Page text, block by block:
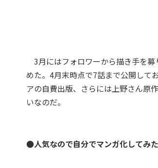
3月にはフォロワーから描き手を募
めた。4月末時点で7話まで公開して
アの自費出版、さらには上野さん原
いなのだ。
●人気なので自分でマンガ化してみた